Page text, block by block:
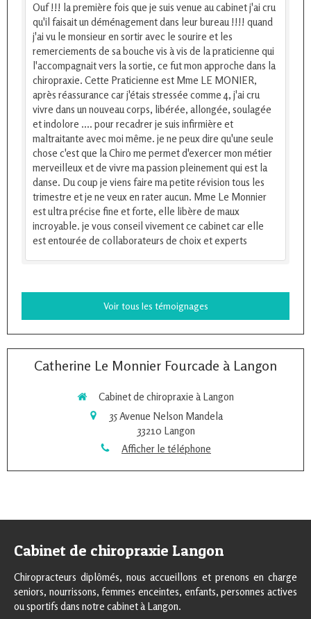
Ouf !!! la première fois que je suis venue au cabinet j'ai cru
qu'il faisait un déménagement dans leur bureau !!!! quand
j'ai vu le monsieur en sortir avec le sourire et les
remerciements de sa bouche vis à vis de la praticienne qui
l'accompagnait vers la sortie, ce fut mon approche dans la
chiropraxie. Cette Praticienne est Mme LE MONIER,
après réassurance car j'étais stressée comme 4, j'ai cru
vivre dans un nouveau corps, libérée, allongée, soulagée
et indolore .... pour recadrer je suis infirmière et
maltraitante avec moi même. je ne peux dire qu'une seule
chose c'est que la Chiro me permet d'exercer mon métier
merveilleux et de vivre ma passion pleinement qui est la
danse. Du coup je viens faire ma petite révision tous les
trimestre et je ne veux en rater aucun. Mme Le Monnier
est ultra précise fine et forte, elle libère de maux
incroyable. je vous conseil vivement ce cabinet car elle
est entourée de collaborateurs de choix et experts
Voir tous les témoignages
Catherine Le Monnier Fourcade à Langon
Cabinet de chiropraxie à Langon
35 Avenue Nelson Mandela
33210 Langon
Afficher le téléphone
Cabinet de chiropraxie Langon
Chiropracteurs diplômés, nous accueillons et prenons en charge
seniors, nourrissons, femmes enceintes, enfants, personnes actives
ou sportifs dans notre cabinet à Langon.